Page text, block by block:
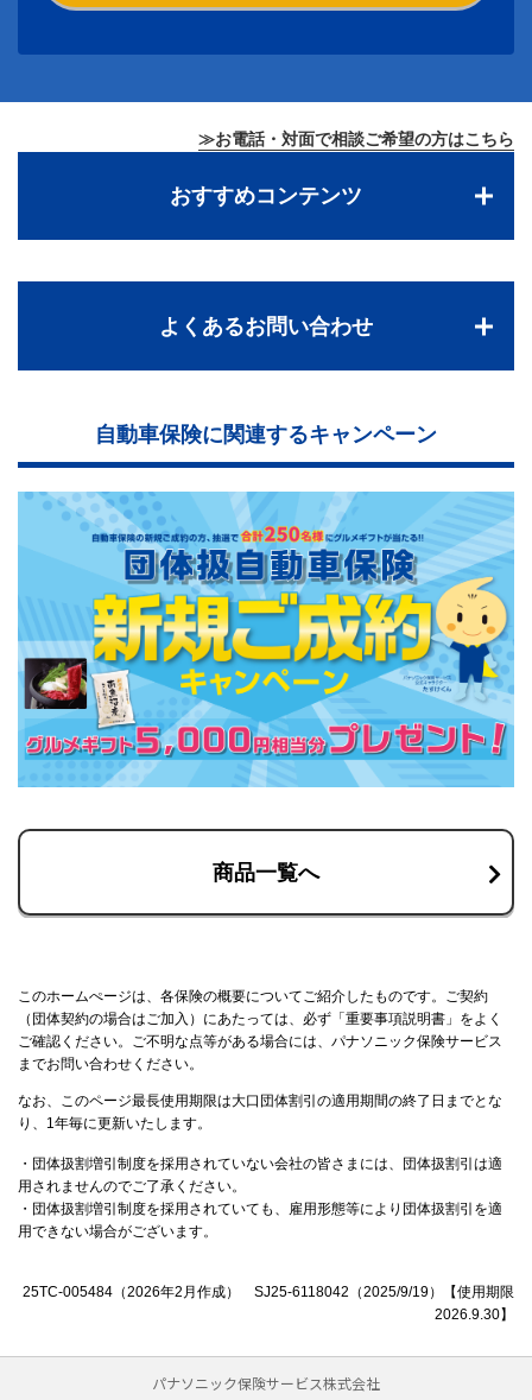
≫お電話・対面で相談ご希望の方はこちら
おすすめコンテンツ
よくあるお問い合わせ
自動車保険に関連するキャンペーン
商品一覧へ
このホームぺージは、各保険の概要についてご紹介したものです。ご契約
（団体契約の場合はご加入）にあたっては、必ず「重要事項説明書」をよく
ご確認ください。ご不明な点等がある場合には、パナソニック保険サービス
までお問い合わせください。
なお、このページ最長使用期限は大口団体割引の適用期間の終了日までとな
り、1年毎に更新いたします。
・団体扱割増引制度を採用されていない会社の皆さまには、団体扱割引は適
用されませんのでご了承ください。
・団体扱割増引制度を採用されていても、雇用形態等により団体扱割引を適
用できない場合がございます。
25TC-005484（2026年2月作成） SJ25-6118042（2025/9/19）【使用期限
2026.9.30】
パナソニック保険サービス株式会社